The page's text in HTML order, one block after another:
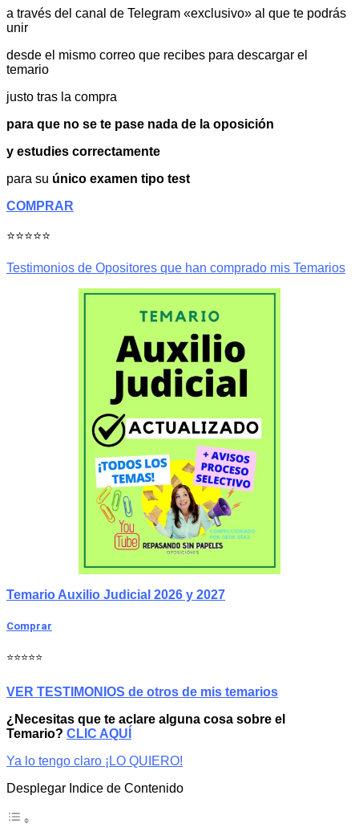
a través del canal de Telegram «exclusivo» al que te podrás
unir
desde el mismo correo que recibes para descargar el
temario
justo tras la compra
para que no se te pase nada de la oposición
y estudies correctamente
para su único examen tipo test
COMPRAR
⭐⭐⭐⭐⭐
Testimonios de Opositores que han comprado mis Temarios
Temario Auxilio Judicial 2026 y 2027
Comprar
⭐⭐⭐⭐⭐
VER TESTIMONIOS de otros de mis temarios
¿Necesitas que te aclare alguna cosa sobre el
Temario? CLIC AQUÍ
Ya lo tengo claro ¡LO QUIERO!
Desplegar Indice de Contenido